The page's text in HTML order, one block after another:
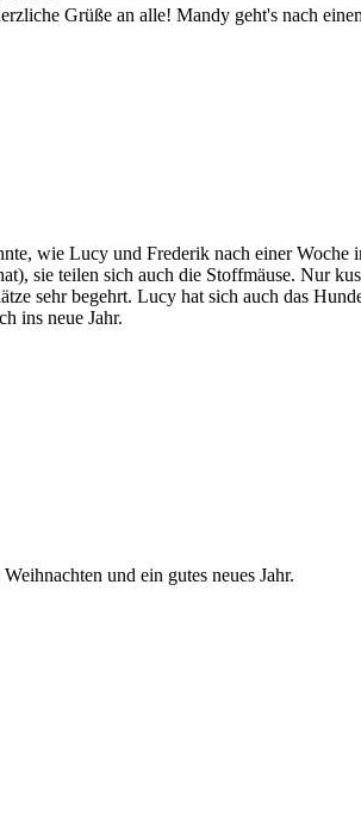
Grüße an alle! Mandy geht's nach
wie Lucy und Frederik nach einer
sie teilen sich auch die Stoffmäuse. Nur
sehr begehrt. Lucy hat sich auch das
ins neue Jahr.
und ein gutes neues Jahr.